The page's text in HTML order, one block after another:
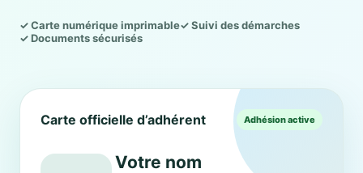
✓ Carte numérique imprimable✓ Suivi des démarches
✓ Documents sécurisés
Carte officielle d’adhérent Adhésion active
Votre nom